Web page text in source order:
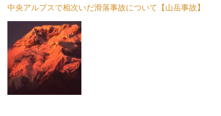
中央アルプスで相次いだ滑落事故について【山岳事故】